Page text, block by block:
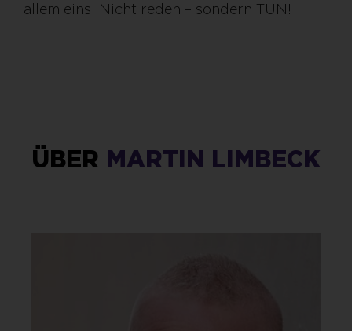
allem eins: Nicht reden – sondern TUN!
ÜBER MARTIN LIMBECK